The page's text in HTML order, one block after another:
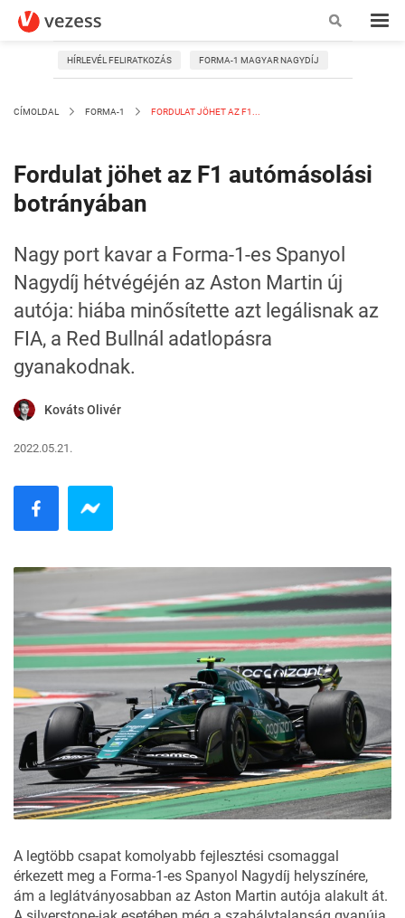
HÍRLEVÉL FELIRATKOZÁS FORMA-1 MAGYAR NAGYDÍJ
CÍMOLDAL FORMA-1 FORDULAT JÖHET AZ F1...
Fordulat jöhet az F1 autómásolási
botrányában
Nagy port kavar a Forma-1-es Spanyol
Nagydíj hétvégéjén az Aston Martin új
autója: hiába minősítette azt legálisnak az
FIA, a Red Bullnál adatlopásra
gyanakodnak.
Kováts Olivér
2022.05.21.
A legtöbb csapat komolyabb fejlesztési csomaggal
érkezett meg a Forma-1-es Spanyol Nagydíj helyszínére,
ám a leglátványosabban az Aston Martin autója alakult át.